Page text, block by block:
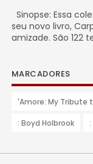
Sinopse: Essa
seu novo livro,
amizade. São 122
MARCADORES
'Amore: My Tribute
: Boyd Holbrook